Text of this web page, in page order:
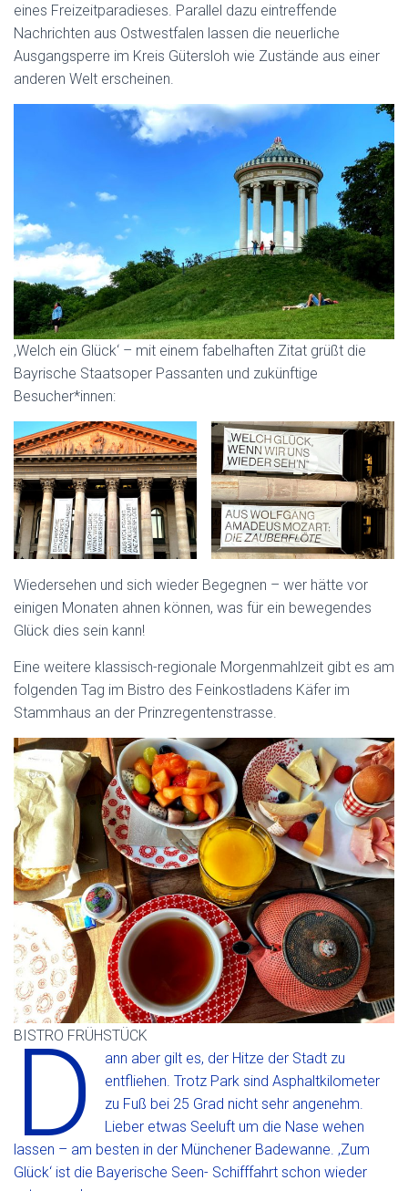
eines Freizeitparadieses. Parallel dazu eintreffende
Nachrichten aus Ostwestfalen lassen die neuerliche
Ausgangsperre im Kreis Gütersloh wie Zustände aus einer
anderen Welt erscheinen.
‚Welch ein Glück‘ – mit einem fabelhaften Zitat grüßt die
Bayrische Staatsoper Passanten und zukünftige
Besucher*innen:
Wiedersehen und sich wieder Begegnen – wer hätte vor
einigen Monaten ahnen können, was für ein bewegendes
Glück dies sein kann!
Eine weitere klassisch-regionale Morgenmahlzeit gibt es am
folgenden Tag im Bistro des Feinkostladens Käfer im
Stammhaus an der Prinzregentenstrasse.
BISTRO FRÜHSTÜCK
D
ann aber gilt es, der Hitze der Stadt zu
entfliehen. Trotz Park sind Asphaltkilometer
zu Fuß bei 25 Grad nicht sehr angenehm.
Lieber etwas Seeluft um die Nase wehen
lassen – am besten in der Münchener Badewanne. ‚Zum
Glück‘ ist die Bayerische Seen- Schifffahrt schon wieder